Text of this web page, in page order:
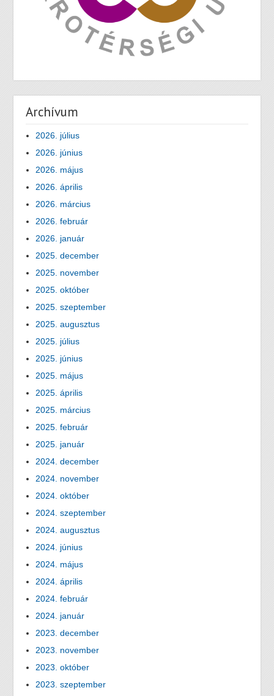
Archívum
2026. július
2026. június
2026. május
2026. április
2026. március
2026. február
2026. január
2025. december
2025. november
2025. október
2025. szeptember
2025. augusztus
2025. július
2025. június
2025. május
2025. április
2025. március
2025. február
2025. január
2024. december
2024. november
2024. október
2024. szeptember
2024. augusztus
2024. június
2024. május
2024. április
2024. február
2024. január
2023. december
2023. november
2023. október
2023. szeptember